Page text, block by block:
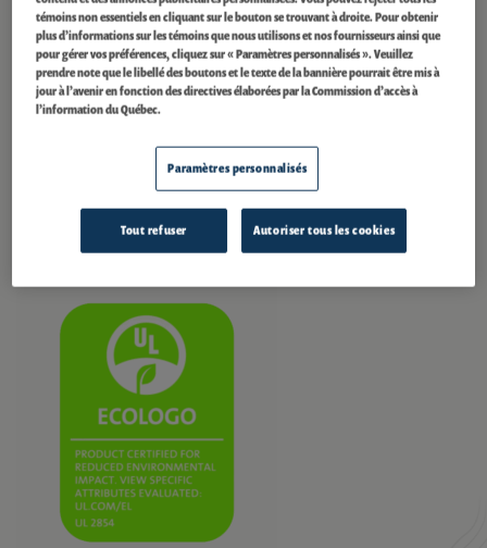
comme un produit de l’électricité renouvelable à faible impact. Dans la
gestion de notre portefeuille, nous avons collaboré avec ECOLOGO®en vue
de certifier le barrage Clergue ainsi que 21 autres barrages
hydroélectriques. Selon le programme ECOLOGO®, l’énergie que nous
produisons est certifiée comme un produit de l’électricité renouvelable à
faible impact, un choix crédible et préférable sur le plan de l’environnement
l’énergie de manière durable. Ce programme transparent et collaboratif,
qui est fondé sur la norme ISO 14024 (Organisation mondiale de la
normalisation) pour l’écoétiquetage, tient compte de l’impact d’une
installation pendant toute sa durée de vie. Pour plus d’information,
témoins non essentiels en cliquant sur le bouton se trouvant à droite. Pour obtenir
plus d’informations sur les témoins que nous utilisons et nos fournisseurs ainsi que
pour gérer vos préférences, cliquez sur « Paramètres personnalisés ». Veuillez
prendre note que le libellé des boutons et le texte de la bannière pourrait être mis à
jour à l’avenir en fonction des directives élaborées par la Commission d’accès à
l’information du Québec.
Paramètres personnalisés
Tout refuser Autoriser tous les cookies